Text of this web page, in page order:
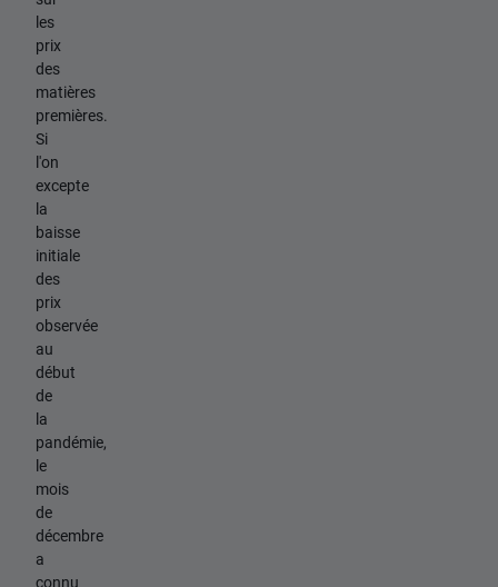
les
prix
des
matières
premières.
Si
l'on
excepte
la
baisse
initiale
des
prix
observée
au
début
de
la
pandémie,
le
mois
de
décembre
a
connu